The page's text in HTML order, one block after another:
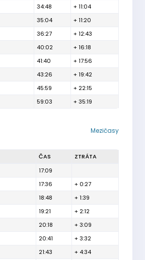
34:48
+ 11:04
35:04
+ 11:20
36:27
+ 12:43
40:02
+ 16:18
41:40
+ 17:56
43:26
+ 19:42
45:59
+ 22:15
59:03 + 35:19
Mezičasy
ČAS
ZTRÁTA
17:09
17:36
+ 0:27
18:48
+ 1:39
19:21
+ 2:12
20:18
+ 3:09
20:41
+ 3:32
21:43
+ 4:34